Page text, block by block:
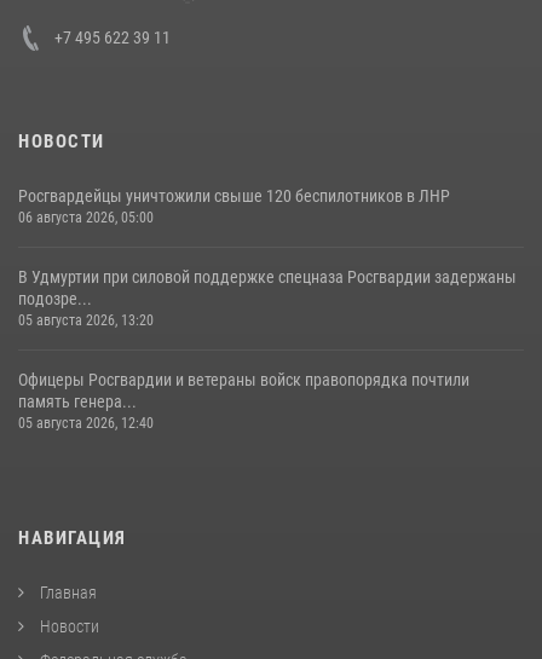
+7 495 622 39 11
НОВОСТИ
Росгвардейцы уничтожили свыше 120 беспилотников в ЛНР
06 августа 2026, 05:00
В Удмуртии при силовой поддержке спецназа Росгвардии задержаны
подозре...
05 августа 2026, 13:20
Офицеры Росгвардии и ветераны войск правопорядка почтили
память генера...
05 августа 2026, 12:40
НАВИГАЦИЯ
Главная
Новости